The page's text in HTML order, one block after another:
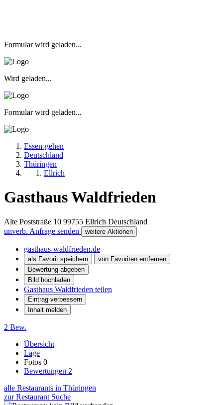
Formular wird geladen...
Wird geladen...
Formular wird geladen...
Essen-gehen
Deutschland
Thüringen
Ellrich
Gasthaus Waldfrieden
Alte Poststraße 10 99755 Ellrich Deutschland
unverb. Anfrage senden
weitere Aktionen
gasthaus-waldfrieden.de
als Favorit speichern
von Favoriten entfernen
Bewertung abgeben
Bild hochladen
Gasthaus Waldfrieden teilen
Eintrag verbessern
Inhalt melden
2 Bew.
Übersicht
Lage
Fotos 0
Bewertungen 2
alle Restaurants in Thüringen
zur Restaurant Suche